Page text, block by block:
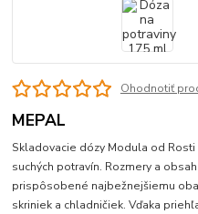
Ohodnotiť
MEPAL
Skladovacie dózy Modula od
suchých potravín. Rozmery a
prispôsobené najbežnejšiemu
skriniek a chladničiek. Vďaka